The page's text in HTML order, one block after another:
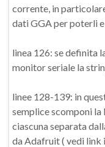
corrente, in
dati GGA per poterli
linea 126: se definita
monitor seriale la
linee 128-139: in
semplice scomponi la
ciascuna separata
da Adafruit ( vedi link